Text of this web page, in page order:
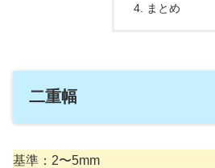
まとめ
二重幅
基準：2〜5mm